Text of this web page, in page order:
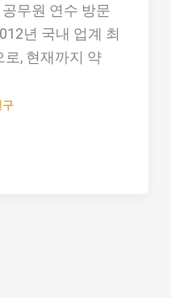
무원 연수 방문
년 국내 업계 최
, 현재까지 약
구